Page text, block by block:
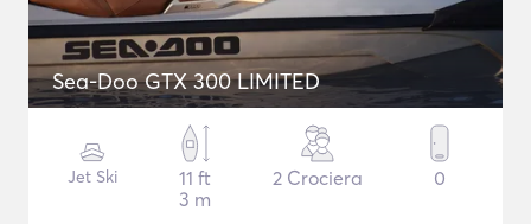
Sea-Doo GTX 300 LIMITED
Jet Ski
11 ft
3 m
2 Crociera 0